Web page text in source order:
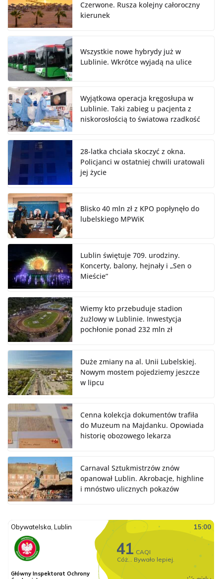
Czerwone. Rusza kolejny całoroczny
kierunek
Wszystkie nowe hybrydy już w
Lublinie. Wkrótce wyjadą na ulice
Wyjątkowa operacja kręgosłupa w
Lublinie. Taki zabieg u pacjenta z
niskorosłością to światowa rzadkość
28-latka chciała skoczyć z okna.
Policjanci w ostatniej chwili uratowali
jej życie
Blisko 40 mln zł z KPO popłynęło do
lubelskiego MPWiK
Lublin świętuje 709. urodziny.
Koncerty, balony, hejnały i „Sen o
Mieście”
Wiemy kto przebuduje stadion
żużlowy w Lublinie. Inwestycja
pochłonie ponad 232 mln zł
Duże zmiany na al. Unii Lubelskiej.
Nowym mostem pojedziemy jeszcze
w lipcu
Cenna kolekcja dokumentów trafiła
do Muzeum na Majdanku. Opowiada
historię obozowego lekarza
Carnaval Sztukmistrzów znów
opanował Lublin. Akrobacje, highline
i mnóstwo ulicznych pokazów